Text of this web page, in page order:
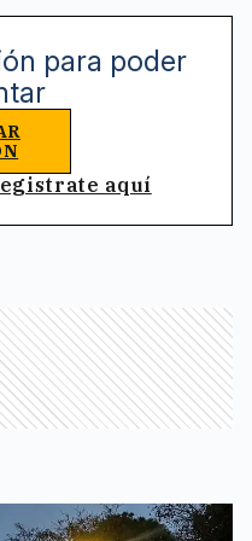
para poder
aquí